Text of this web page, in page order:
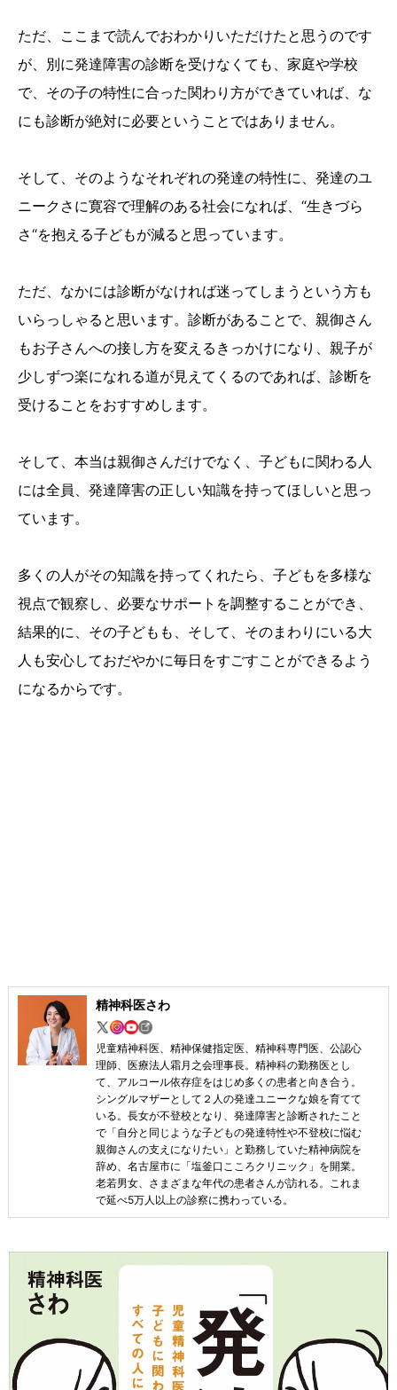
ただ、ここまで読んでおわかりいただけたと思うのです
が、別に発達障害の診断を受けなくても、家庭や学校
で、その子の特性に合った関わり方ができていれば、な
にも診断が絶対に必要ということではありません。
そして、そのようなそれぞれの発達の特性に、発達のユ
ニークさに寛容で理解のある社会になれば、“生きづら
さ“を抱える子どもが減ると思っています。
ただ、なかには診断がなければ迷ってしまうという方も
いらっしゃると思います。診断があることで、親御さん
もお子さんへの接し方を変えるきっかけになり、親子が
少しずつ楽になれる道が見えてくるのであれば、診断を
受けることをおすすめします。
そして、本当は親御さんだけでなく、子どもに関わる人
には全員、発達障害の正しい知識を持ってほしいと思っ
ています。
多くの人がその知識を持ってくれたら、子どもを多様な
視点で観察し、必要なサポートを調整することができ、
結果的に、その子どもも、そして、そのまわりにいる大
人も安心しておだやかに毎日をすごすことができるよう
になるからです。
精神科医さわ
児童精神科医、精神保健指定医、精神科専門医、公認心
理師、医療法人霜月之会理事長。精神科の勤務医とし
て、アルコール依存症をはじめ多くの患者と向き合う。
シングルマザーとして２人の発達ユニークな娘を育てて
いる。長女が不登校となり、発達障害と診断されたこと
で「自分と同じような子どもの発達特性や不登校に悩む
親御さんの支えになりたい」と勤務していた精神病院を
辞め、名古屋市に「塩釜口こころクリニック」を開業。
老若男女、さまざまな年代の患者さんが訪れる。これま
で延べ5万人以上の診察に携わっている。